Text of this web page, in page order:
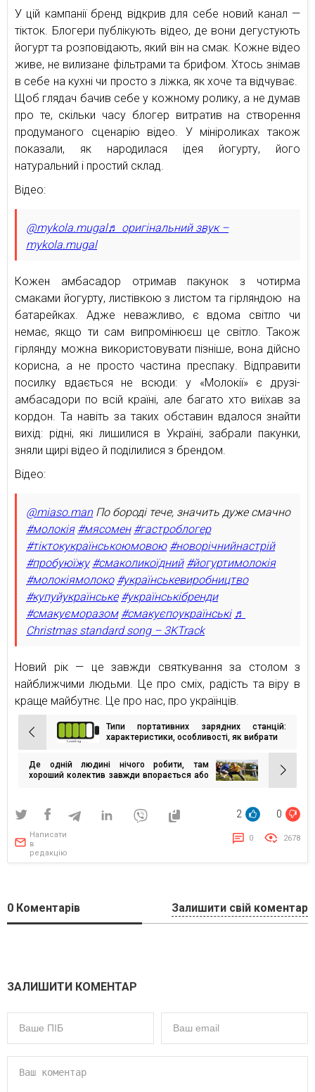
У цій кампанії бренд відкрив для себе новий канал —
тікток. Блогери публікують відео, де вони дегустують
йогурт та розповідають, який він на смак. Кожне відео
живе, не вилизане фільтрами та брифом. Хтось знімав
в себе на кухні чи просто з ліжка, як хоче та відчуває.
Щоб глядач бачив себе у кожному ролику, а не думав
про те, скільки часу блогер витратив на створення
продуманого сценарію відео. У мініроликах також
показали, як народилася ідея йогурту, його
натуральний і простий склад.
Відео:
@mykola.mugal♬ оригінальний звук –
mykola.mugal
Кожен амбасадор отримав пакунок з чотирма
смаками йогурту, листівкою з листом та гірляндою на
батарейках. Адже неважливо, є вдома світло чи
немає, якщо ти сам випромінюєш це світло. Також
гірлянду можна використовувати пізніше, вона дійсно
корисна, а не просто частина преспаку. Відправити
посилку вдається не всюди: у «Молокії» є друзі-
амбасадори по всій країні, але багато хто виїхав за
кордон. Та навіть за таких обставин вдалося знайти
вихід: рідні, які лишилися в Україні, забрали пакунки,
зняли щирі відео й поділилися з брендом.
Відео:
@miaso.manПо бороді тече, значить дуже смачно
#молокія #мясомен #гастроблогер
#тіктокукраїнськоюмовою #новорічнийнастрій
#пробуюїжу #смаколикоїдний #йогуртимолокія
#молокіямолоко #українськевиробництво
#купуйукраїнське #українськібренди
#смакуєморазом #смакуєпоукраїнські ♬
Christmas standard song – 3KTrack
Новий рік — це завжди святкування за столом з
найближчими людьми. Це про сміх, радість та віру в
краще майбутнє. Це про нас, про українців.
Навігація
записів
Типи портативних зарядних станцій:
характеристики, особливості, як вибрати
Де одній людині нічого робити, там
хороший колектив завжди впорається або
2 0
Написати
в
редакцію
0 2678
0 Коментарів Залишити свій коментар
ЗАЛИШИТИ КОМЕНТАР